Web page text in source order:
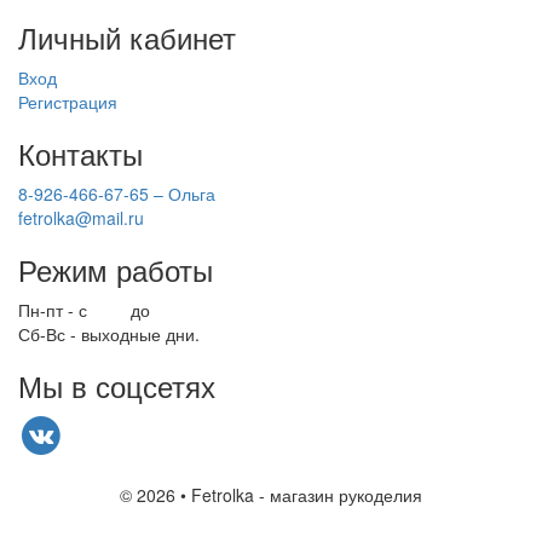
Личный кабинет
Вход
Регистрация
Контакты
8-926-466-67-65 – Ольга
fetrolka@mail.ru
Режим работы
Пн-пт - с до
Сб-Вс - выходные дни.
Мы в соцсетях
© 2026 • Fetrolka - магазин рукоделия